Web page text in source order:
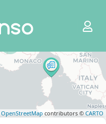
OpenStreetMap contributors © CARTO